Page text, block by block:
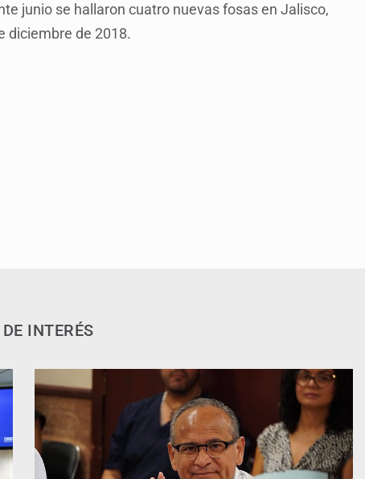
junio se hallaron cuatro nuevas fosas en Jalisco,
diciembre de 2018.
INTERÉS